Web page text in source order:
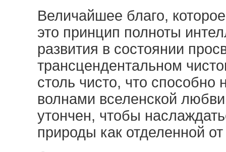
Величайшее благо,
это принцип полноты
развития в состоянии
трансцендентальном
столь чисто, что способно
волнами вселенской
утончен, чтобы
природы как отделенной